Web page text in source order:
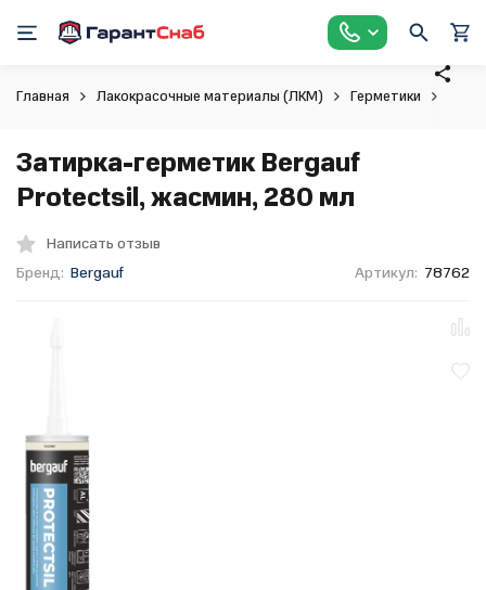
Главная Лакокрасочные материалы (ЛКМ) Герметики
Затирка-герметик Bergauf
Protectsil, жасмин, 280 мл
Написать отзыв
Бренд: Bergauf Артикул: 78762